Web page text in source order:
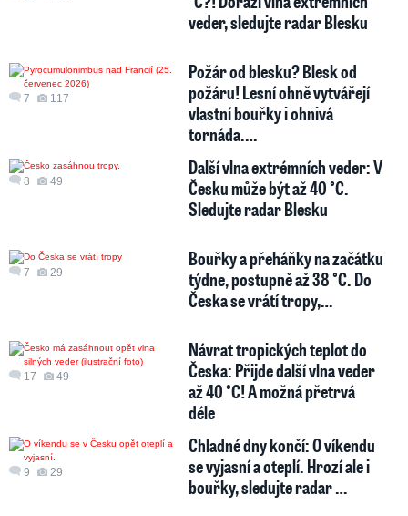
veder, sledujte radar Blesku
7 117
Požár od blesku? Blesk od
požáru! Lesní ohně vytvářejí
vlastní bouřky i ohnivá
tornáda.…
8 49
Další vlna extrémních veder: V
Česku může být až 40 °C.
Sledujte radar Blesku
7 29
Bouřky a přeháňky na začátku
týdne, postupně až 38 °C. Do
Česka se vrátí tropy,…
17 49
Návrat tropických teplot do
Česka: Přijde další vlna veder
až 40 °C! A možná přetrvá
déle
9 29
Chladné dny končí: O víkendu
se vyjasní a oteplí. Hrozí ale i
bouřky, sledujte radar …